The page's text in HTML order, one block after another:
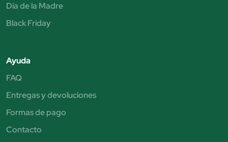
Día de la Madre
Black Friday
Ayuda
FAQ
Entregas y devoluciones
Formas de pago
Contacto